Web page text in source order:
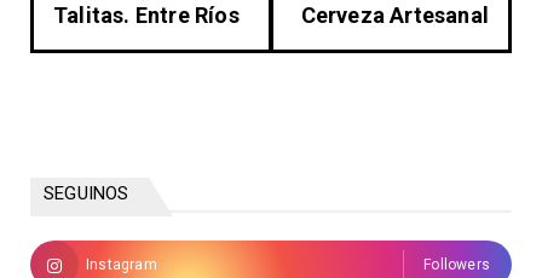
Talitas. Entre Ríos
Cerveza Artesanal
SEGUINOS
Instagram Followers